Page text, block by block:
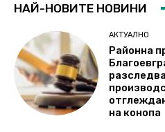
НАЙ-НОВИТЕ НОВИНИ
АКТУАЛНО
Районна
на конопа